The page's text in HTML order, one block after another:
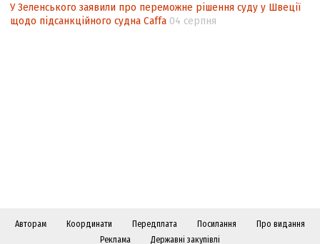
У Зеленського заявили про переможне рішення суду у Швеції
щодо підсанкційного судна Caffa 04 серпня
Авторам Координати Передплата Посилання
Про видання
Реклама
Державні закупівлі